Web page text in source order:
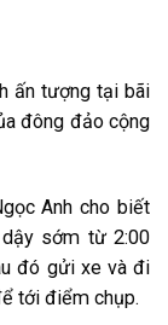
ấn tượng tại bãi
đông đảo cộng
Anh cho biết
sớm từ 2:00
đó gửi xe và đi
tới điểm chụp.